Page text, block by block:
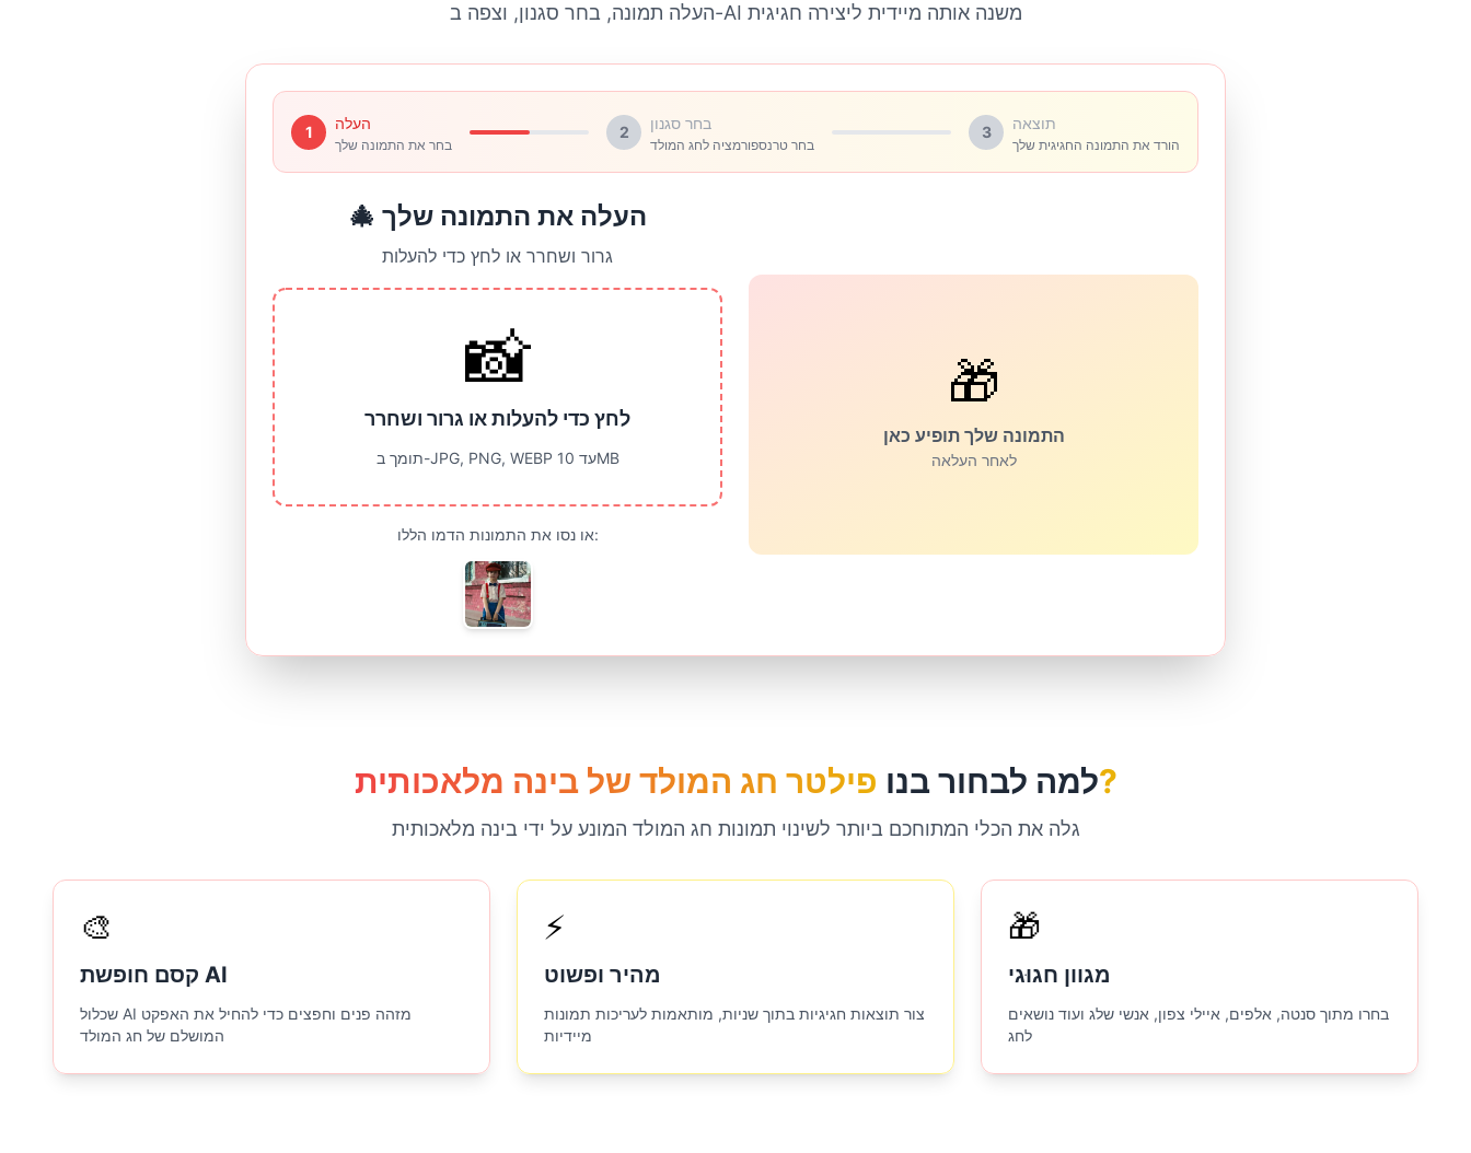
העלה תמונה, בחר סגנון, וצפה ב-AI משנה אותה מיידית ליצירה חגיגית
1 העלה
בחר את התמונה שלך
2 בחר סגנון
בחר טרנספורמציה לחג המולד
3 תוצאה
הורד את התמונה החגיגית שלך
🎄 העלה את התמונה שלך
גרור ושחרר או לחץ כדי להעלות
📸
לחץ כדי להעלות או גרור ושחרר
תומך ב-JPG, PNG, WEBP עד 10MB
או נסו את התמונות הדמו הללו:
🎁
התמונה שלך תופיע כאן
לאחר העלאה
למה לבחור בנופילטר חג המולד של בינה מלאכותית?
גלה את הכלי המתוחכם ביותר לשינוי תמונות חג המולד המונע על ידי בינה מלאכותית
🎨
קסם חופשת AI
שכלול AI מזהה פנים וחפצים כדי להחיל את האפקט
המושלם של חג המולד
⚡
מהיר ופשוט
צור תוצאות חגיגיות בתוך שניות, מותאמות לעריכות תמונות
מיידיות
🎁
מגוון חגוּגי
בחרו מתוך סנטה, אלפים, איילי צפון, אנשי שלג ועוד נושאים
לחג